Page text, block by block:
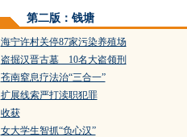
第二版：钱塘
海宁许村关停87家污染养殖场
盗掘汉晋古墓 10名大盗领刑
苍南窒息疗法治“三合一”
扩展线索严打渎职犯罪
收获
女大学生智抓“负心汉”